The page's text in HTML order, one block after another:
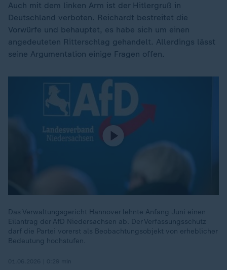
Auch mit dem linken Arm ist der Hitlergruß in
Deutschland verboten. Reichardt bestreitet die
Vorwürfe und behauptet, es habe sich um einen
angedeuteten Ritterschlag gehandelt. Allerdings lässt
seine Argumentation einige Fragen offen.
Das Verwaltungsgericht Hannover lehnte Anfang Juni einen
Eilantrag der AfD Niedersachsen ab. Der Verfassungsschutz
darf die Partei vorerst als Beobachtungsobjekt von erheblicher
Bedeutung hochstufen.